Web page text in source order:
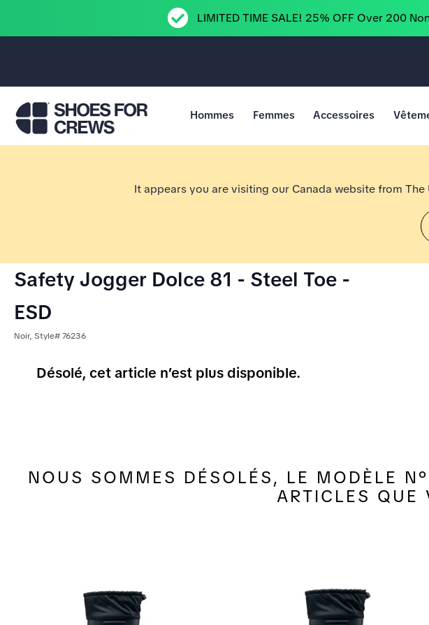
LIMITED TIME SALE! 25% OFF Over 200
Aller à la page d’accueil Shoes For Crews
Hommes Femmes Accessoires
It appears you are visiting our Canada website from
Safety Jogger Dolce 81 - Steel Toe -
ESD
Noir, Style# 76236
Désolé, cet article n’est plus disponible.
NOUS SOMMES DÉSOLÉS, LE MODÈLE
ARTICLES QUE